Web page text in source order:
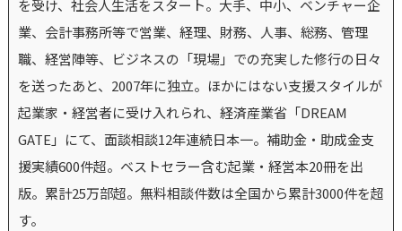
を受け、社会人生活をスタート。大手、中小、ベンチャー企
業、会計事務所等で営業、経理、財務、人事、総務、管理
職、経営陣等、ビジネスの「現場」での充実した修行の日々
を送ったあと、2007年に独立。ほかにはない支援スタイルが
起業家・経営者に受け入れられ、経済産業省「DREAM
GATE」にて、面談相談12年連続日本一。補助金・助成金支
援実績600件超。ベストセラー含む起業・経営本20冊を出
版。累計25万部超。無料相談件数は全国から累計3000件を超
す。